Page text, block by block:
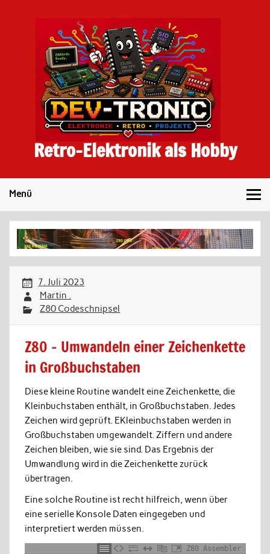
Retro-Elektronik als Hobby
Menü
7. Juli 2023
Martin .
Z80 Codeschnipsel
Z80 – Umwandeln einer Zeichenkette
in Großbuchstaben
Diese kleine Routine wandelt eine Zeichenkette, die
Kleinbuchstaben enthält, in Großbuchstaben. Jedes
Zeichen wird geprüft. EKleinbuchstaben werden in
Großbuchstaben umgewandelt. Ziffern und andere
Zeichen bleiben, wie sie sind. Das Ergebnis der
Umwandlung wird in die Zeichenkette zurück
übertragen.
Eine solche Routine ist recht hilfreich, wenn über
eine serielle Konsole Daten eingegeben und
interpretiert werden müssen.
Z80 Assembler